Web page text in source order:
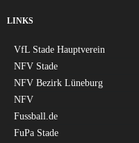
LINKS
VfL Stade Hauptverein
NFV Stade
NFV Bezirk Lüneburg
NFV
Fussball.de
FuPa Stade